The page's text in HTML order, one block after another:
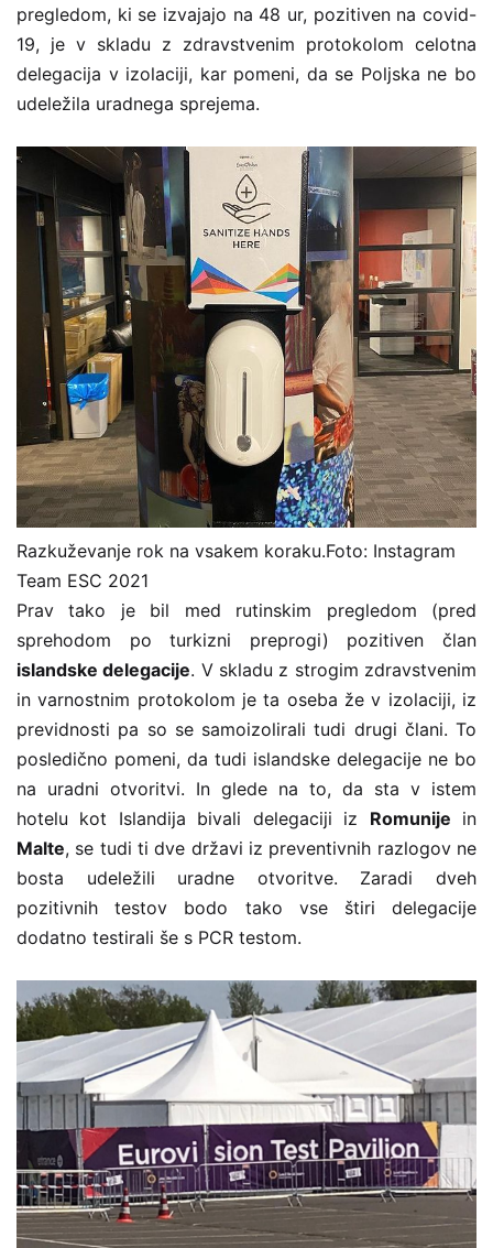
pregledom, ki se izvajajo na 48 ur, pozitiven na covid-
19, je v skladu z zdravstvenim protokolom celotna
delegacija v izolaciji, kar pomeni, da se Poljska ne bo
udeležila uradnega sprejema.
Razkuževanje rok na vsakem koraku.Foto: Instagram
Team ESC 2021
Prav tako je bil med rutinskim pregledom (pred
sprehodom po turkizni preprogi) pozitiven član
islandske delegacije. V skladu z strogim zdravstvenim
in varnostnim protokolom je ta oseba že v izolaciji, iz
previdnosti pa so se samoizolirali tudi drugi člani. To
posledično pomeni, da tudi islandske delegacije ne bo
na uradni otvoritvi. In glede na to, da sta v istem
hotelu kot Islandija bivali delegaciji iz Romunije in
Malte, se tudi ti dve državi iz preventivnih razlogov ne
bosta udeležili uradne otvoritve. Zaradi dveh
pozitivnih testov bodo tako vse štiri delegacije
dodatno testirali še s PCR testom.